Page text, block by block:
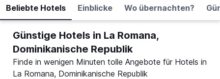
Beliebte Hotels Einblicke Wo übernachten?
Günstige Hotels in La Romana,
Dominikanische Republik
Finde in wenigen Minuten tolle Angebote für Hotels in
La Romana, Dominikanische Republik